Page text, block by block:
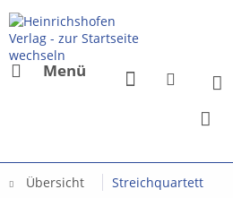
Menü
Übersicht Streichquartett